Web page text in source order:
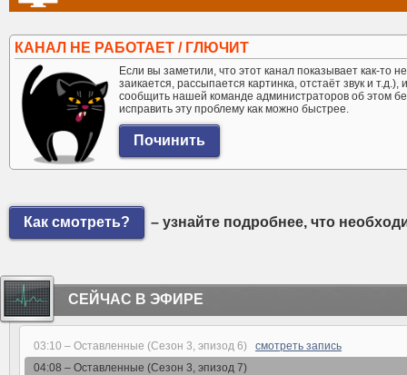
КАНАЛ НЕ РАБОТАЕТ / ГЛЮЧИТ
Если вы заметили, что этот канал показывает как-то
заикается, рассыпается картинка, отстаёт звук и
сообщить нашей команде администраторов об этом
исправить эту проблему как можно быстрее.
Как смотреть? – узнайте подробнее, что
СЕЙЧАС В ЭФИРЕ
03:10 – Оставленные (Сезон 3, эпизод 6) смотреть запись
04:08 – Оставленные (Сезон 3, эпизод 7)